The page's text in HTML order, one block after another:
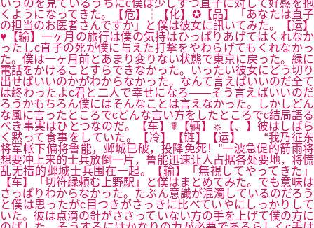
いうのを見ているうちにc僕は少しずつ直子に対して好感を抱
くようになってきた。【危】┆【化】✪【品】「あなたは直子
の担当のお医者さんですか」と僕は彼女に訊いてみた。【运】
♥【输】一ヶ月の旅行は僕の気持はひっぱりあげてはくれなか
ったしc直子の死が僕に与えた打撃をやわらげてもくれなかっ
た。僕は一ヶ月前とあまり変りない状態で東京に戻った。緑に
電話をかけることすらできなかった。いったい彼女にどう切り
出せばいいのかがわからなかった。なんて言えばいいのだ全て
は終わったよc君と二人で幸せになろ――そう言えばいいのだ
ろうかもちろん僕にはそんなことは言えなかった。しかしどん
な風に言ったところでcどんな言い方をしたところでc結局語る
べき事実はひとつなのだ。【车】☤【辆】☼【、】彼はしばら
く黙って食事をしていた。【冷】【链】【运】 “我乃征东
将军帐下偏将鲁能，邺城已破，投降免死！”一波急促的箭雨将
想要冲上来的士兵放倒一片，鲁能迅速让人占据各处要地，将慌
乱无措的邺城士兵围在一起。【输】「無視してやってきた」
【车】「切符緑頼む上野駅」と僕はまとめてみた。でも意味は
さっぱりわからなかった。たぶん意識が混濁しているのだろう
と僕は思ったがc目つきがさっきに比べていやにしっかりして
いた。彼は点滴の針がささっていない方の手を上げて僕の方に